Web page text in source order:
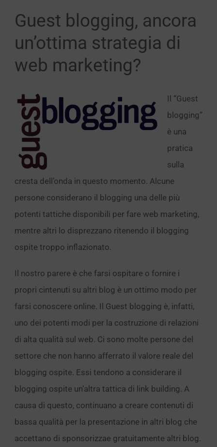
Guest blogging, ancora
un’ottima strategia di
web marketing?
Il “Guest
blogging”
è una
pratica
sulla
cresta dell’onda in questo momento. Alcune
persone considerano il blogging una delle più
potenti tattiche disponibili per fare web marketing,
mentre altri lo disprezzano ritenendo il blogging
ospite troppo inflazionato.
Il nostro parere è che farsi ospitare o fornire i
propri cintenuti su altri blog è un ottimo modo per
farsi conoscere online. Il Guest blogging è, infatti,
uno dei potenti modi per la costruzione di relazioni
di alta qualità sul web. Ci sono molte persone del
settore che non hanno afferrato il valore reale del
blogging ospite. Essi tendono a considerare il
blogging ospite un’altra tattica di link building. A
causa di questo, continuano a creare contenuti di
bassa qualità per la presentazione in altri blog che
accettano di sponsorizzae gratuitamente altri blog.